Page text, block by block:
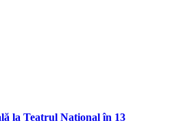
la Teatrul Național în 13